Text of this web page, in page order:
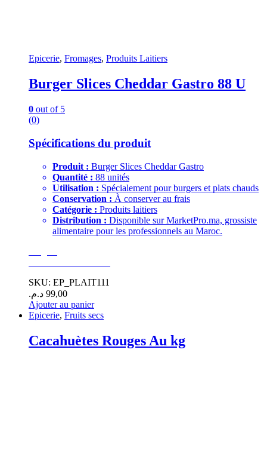
Epicerie, Fromages, Produits Laitiers
Burger Slices Cheddar Gastro 88 U
0 out of 5
(0)
Spécifications du produit
Produit : Burger Slices Cheddar Gastro
Quantité : 88 unités
Utilisation : Spécialement pour burgers et plats chauds
Conservation : À conserver au frais
Catégorie : Produits laitiers
Distribution : Disponible sur MarketPro.ma, grossiste
alimentaire pour les professionnels au Maroc.
SKU: EP_PLAIT111
99,00 د.م.
Ajouter au panier
Epicerie, Fruits secs
Cacahuètes Rouges Au kg